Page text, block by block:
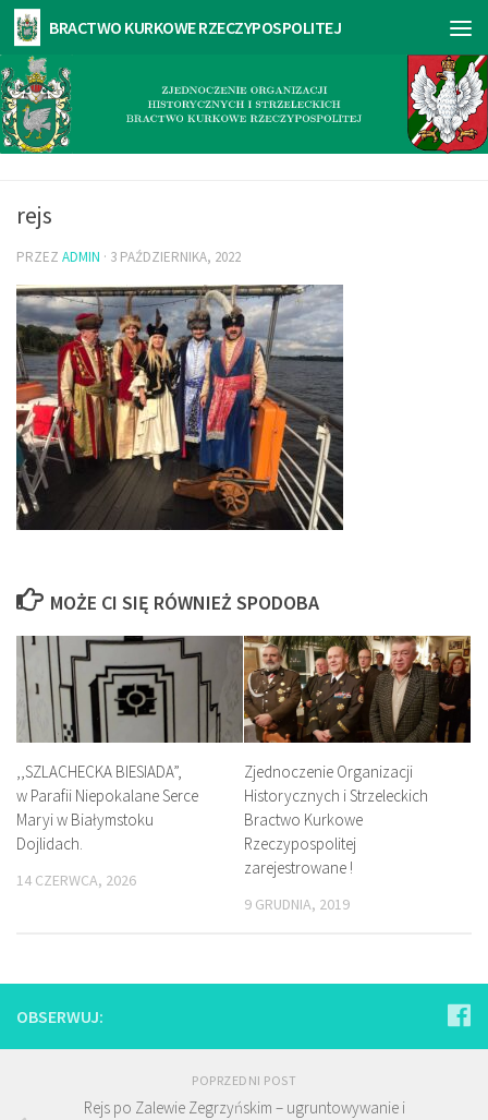
rejs
PRZEZ ADMIN · 3 PAŹDZIERNIKA, 2022
MOŻE CI SIĘ RÓWNIEŻ SPODOBA
,,SZLACHECKA BIESIADA”,
w Parafii Niepokalane Serce
Maryi w Białymstoku
Dojlidach.
14 CZERWCA, 2026
Zjednoczenie Organizacji
Historycznych i Strzeleckich
Bractwo Kurkowe
Rzeczypospolitej
zarejestrowane !
9 GRUDNIA, 2019
OBSERWUJ:
POPRZEDNI POST
Rejs po Zalewie Zegrzyńskim – ugruntowywanie i